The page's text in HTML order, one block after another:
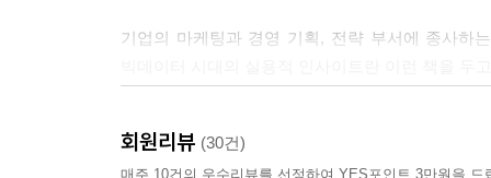
기업뿐만이 아니다. 2008년 미국 대통령 선거 당
기업의 마케팅과 경영 기획, 전략 부서에 종사하
회원리뷰 (30건)
매주 10건의 우수리뷰를 선정하여 YES포인트 3만원을 드